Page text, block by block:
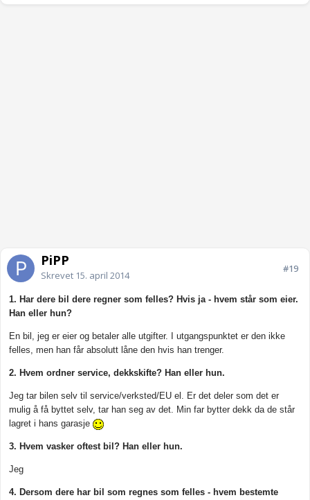
PiPP
Skrevet 15. april 2014
#19
1. Har dere bil dere regner som felles? Hvis ja - hvem står som eier.
Han eller hun?
En bil, jeg er eier og betaler alle utgifter. I utgangspunktet er den ikke
felles, men han får absolutt låne den hvis han trenger.
2. Hvem ordner service, dekkskifte? Han eller hun.
Jeg tar bilen selv til service/verksted/EU el. Er det deler som det er
mulig å få byttet selv, tar han seg av det. Min far bytter dekk da de står
lagret i hans garasje
3. Hvem vasker oftest bil? Han eller hun.
Jeg
4. Dersom dere har bil som regnes som felles - hvem bestemte